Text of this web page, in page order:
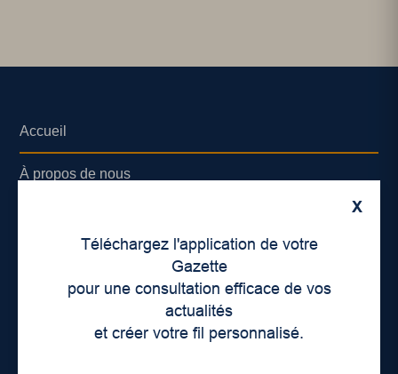
X
Téléchargez l'application de votre
Gazette
pour une consultation efficace de vos
actualités
et créer votre fil personnalisé.
Accueil
À propos de nous
Lieux de distribution